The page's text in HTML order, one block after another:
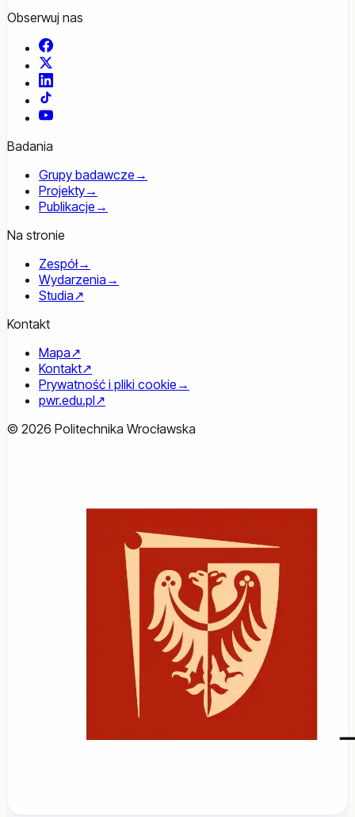
Obserwuj nas
Facebook
YouTube
Badania
Grupy badawcze →
Projekty→
Publikacje →
Na stronie
Zespół→
Wydarzenia →
Studia↗
Kontakt
Mapa↗
Kontakt↗
Prywatność i pliki cookie →
pwr.edu.pl↗
© 2026 Politechnika Wrocławska